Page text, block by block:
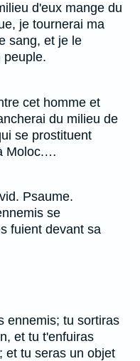
d'eux mange du
je tournerai ma
sang, et je le
peuple.
cet homme et
du milieu de
se prostituent
Moloc.…
Psaume.
se
fuient devant sa
ennemis; tu sortiras
et tu t'enfuiras
et tu seras un objet